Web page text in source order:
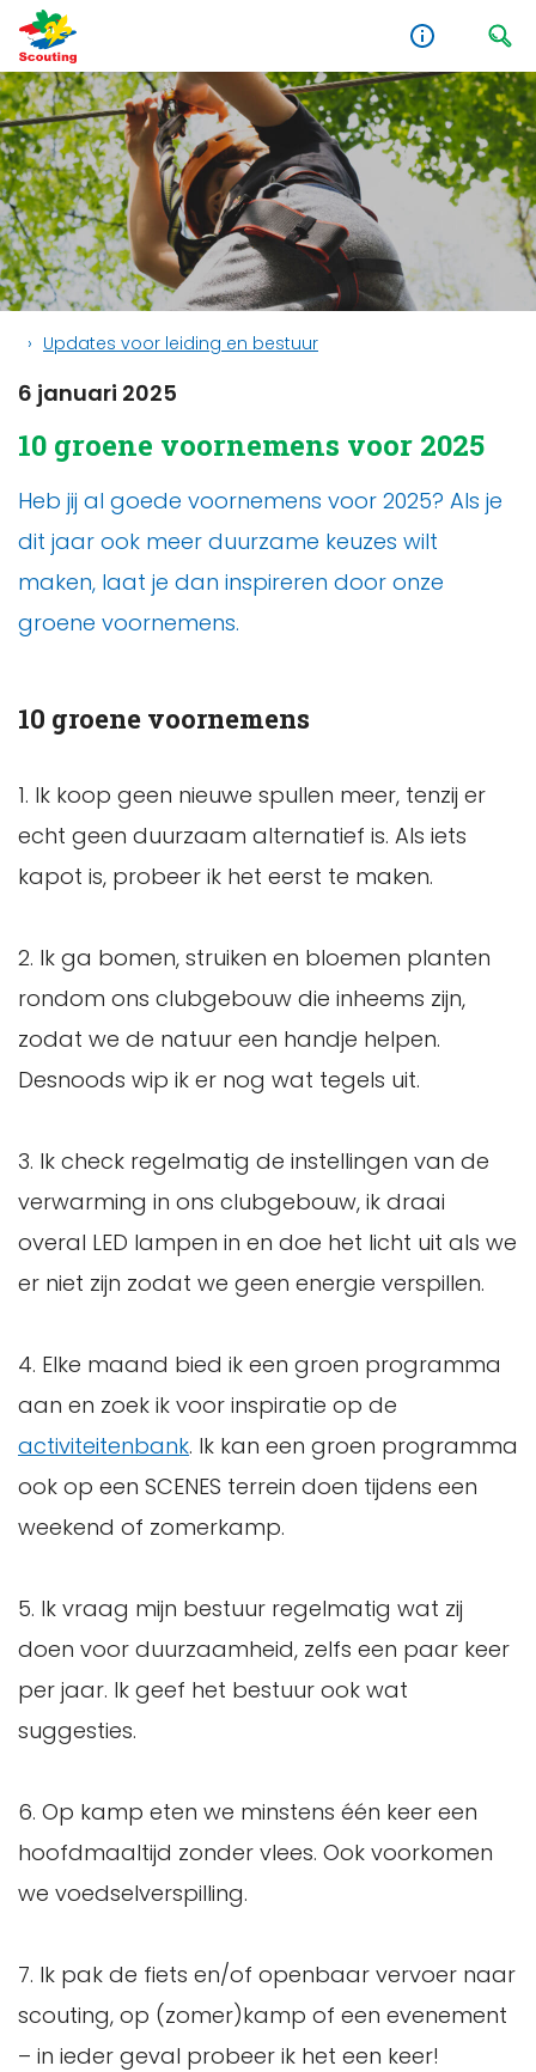
Updates voor leiding en bestuur
6 januari 2025
10 groene voornemens voor 2025
Heb jij al goede voornemens voor 2025? Als je
dit jaar ook meer duurzame keuzes wilt
maken, laat je dan inspireren door onze
groene voornemens.
10 groene voornemens
1. Ik koop geen nieuwe spullen meer, tenzij er
echt geen duurzaam alternatief is. Als iets
kapot is, probeer ik het eerst te maken.
2. Ik ga bomen, struiken en bloemen planten
rondom ons clubgebouw die inheems zijn,
zodat we de natuur een handje helpen.
Desnoods wip ik er nog wat tegels uit.
3. Ik check regelmatig de instellingen van de
verwarming in ons clubgebouw, ik draai
overal LED lampen in en doe het licht uit als we
er niet zijn zodat we geen energie verspillen.
4. Elke maand bied ik een groen programma
aan en zoek ik voor inspiratie op de
activiteitenbank. Ik kan een groen programma
ook op een SCENES terrein doen tijdens een
weekend of zomerkamp.
5. Ik vraag mijn bestuur regelmatig wat zij
doen voor duurzaamheid, zelfs een paar keer
per jaar. Ik geef het bestuur ook wat
suggesties.
6. Op kamp eten we minstens één keer een
hoofdmaaltijd zonder vlees. Ook voorkomen
we voedselverspilling.
7. Ik pak de fiets en/of openbaar vervoer naar
scouting, op (zomer)kamp of een evenement
– in ieder geval probeer ik het een keer!